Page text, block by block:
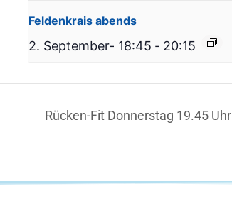
Feldenkrais abends
2. September- 18:45 - 20:15
Rücken-Fit Donnerstag 19.45 Uhr